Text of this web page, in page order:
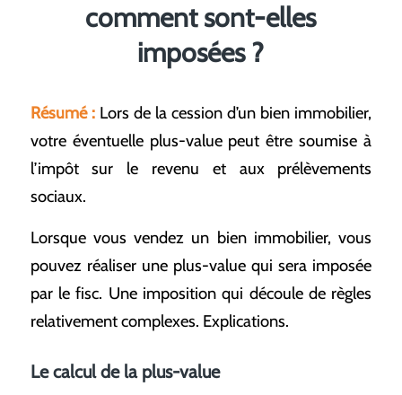
comment sont-elles
imposées ?
Résumé :Lors de la cession d’un bien immobilier,
votre éventuelle plus-value peut être soumise à
l’impôt sur le revenu et aux prélèvements
sociaux.
Lorsque vous vendez un bien immobilier, vous
pouvez réaliser une plus-value qui sera imposée
par le fisc. Une imposition qui découle de règles
relativement complexes. Explications.
Le calcul de la plus-value